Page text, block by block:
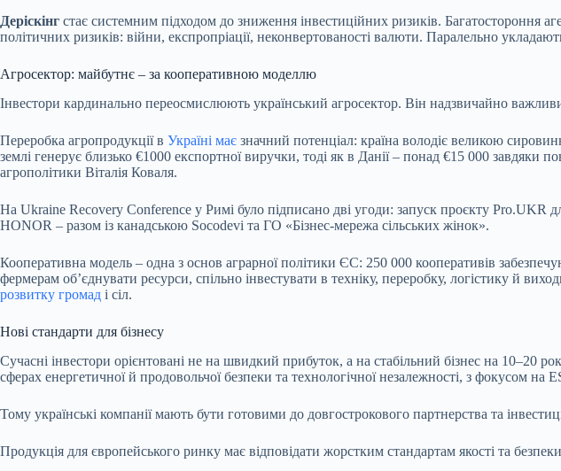
Деріскінг стає системним підходом до зниження інвестиційних ризиків. Багатостороння
політичних ризиків: війни, експропріації, неконвертованості валюти. Паралельно
Агросектор: майбутнє – за кооперативною моделлю
Інвестори кардинально переосмислюють український агросектор. Він надзвичайно
Переробка агропродукції в Україні має значний потенціал: країна володіє великою
землі генерує близько €1000 експортної виручки, тоді як в Данії – понад €15 000
агрополітики Віталія Коваля.
На Ukraine Recovery Conference у Римі було підписано дві угоди: запуск проєкту Pro.UKR
HONOR – разом із канадською Socodevi та ГО «Бізнес-мережа сільських жінок».
Кооперативна модель – одна з основ аграрної політики ЄС: 250 000 кооперативів
фермерам обʼєднувати ресурси, спільно інвестувати в техніку, переробку, логістику й
розвитку громад і сіл.
Нові стандарти для бізнесу
Сучасні інвестори орієнтовані не на швидкий прибуток, а на стабільний бізнес на 10–20
сферах енергетичної й продовольчої безпеки та технологічної незалежності, з фокусом на
Тому українські компанії мають бути готовими до довгострокового партнерства та
Продукція для європейського ринку має відповідати жорстким стандартам якості та